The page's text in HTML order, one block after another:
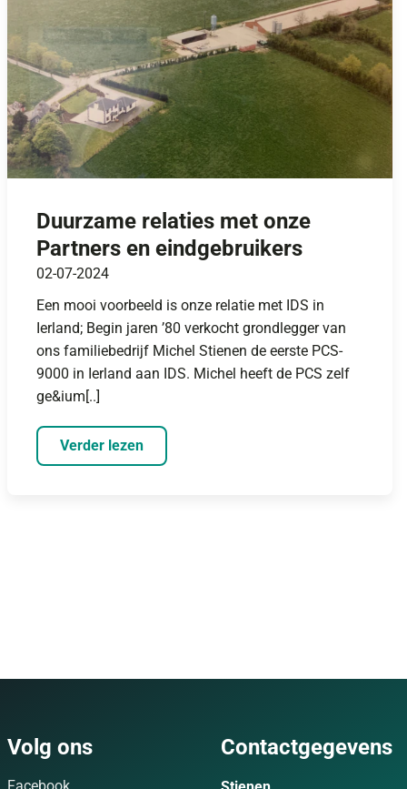
Duurzame relaties met onze
Partners en eindgebruikers
02-07-2024
Een mooi voorbeeld is onze relatie met IDS in
Ierland; Begin jaren ’80 verkocht grondlegger van
ons familiebedrijf Michel Stienen de eerste PCS-
9000 in Ierland aan IDS. Michel heeft de PCS zelf
ge&ium[..]
Verder lezen
Volg ons Contactgegevens